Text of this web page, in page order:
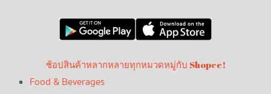
ช้อปสินค้าหลากหลายทุกหมวดหมู่กับ Shopee!
Food & Beverages